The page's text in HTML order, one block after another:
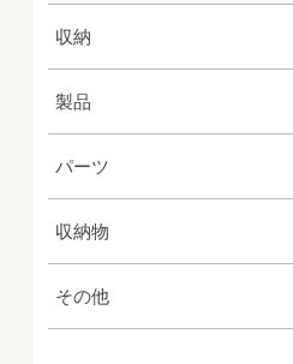
収納
製品
パーツ
収納物
その他